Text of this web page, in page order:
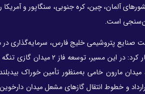
آلمان، چین، کره جنوبی، سنگاپور و
است.
صنایع پتروشیمی خلیج فارس، سرمایه‌گذاری
دانست و اظهار کرد: در
میدان مارون خامی به‌منظور تأمین خوراک
و خطوط انتقال گازهای مشعل میدان